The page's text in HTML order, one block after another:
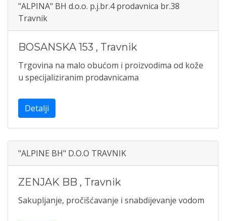
"ALPINA" BH d.o.o. p.j.br.4 prodavnica br.38
Travnik
BOSANSKA 153 , Travnik
Trgovina na malo obućom i proizvodima od kože
u specijaliziranim prodavnicama
Detalji
"ALPINE BH" D.O.O TRAVNIK
ZENJAK BB , Travnik
Sakupljanje, pročišćavanje i snabdijevanje vodom